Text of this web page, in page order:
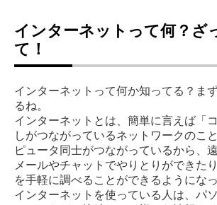
インターネットって何？ざ
て！
インターネットって何か知ってる？ま
るね。
インターネットとは、簡単に言えば「
しがつながっているネットワークのこ
ピュータ同士がつながっているから、
メールやチャットでやりとりができた
を手軽に調べることができるようになっ
インターネットを使っている人は、パ